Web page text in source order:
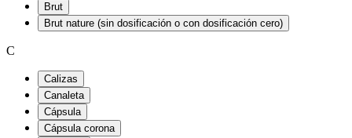
Brut
Brut nature (sin dosificación o con dosificación cero)
C
Calizas
Canaleta
Cápsula
Cápsula corona